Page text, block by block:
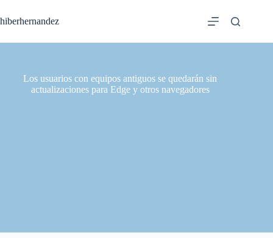
al
contenido
hiberhernandez
Los usuarios con equipos antiguos se quedarán sin
actualizaciones para Edge y otros navegadores